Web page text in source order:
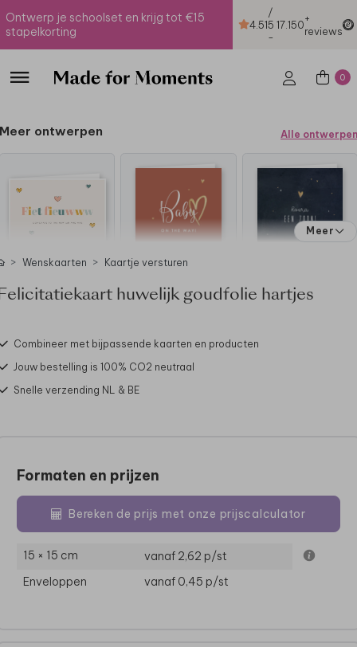
Ontwerp je schoolset en krijg tot €15
stapelkorting
4.51
/
5
-
17.150+
reviews
0
Meer ontwerpen Alle ontwerpen
Meer
Wenskaarten Kaartje versturen
huwelijk goudfolie hartjes
Combineer met bijpassende kaarten en producten
Jouw bestelling is 100% CO2 neutraal
Snelle verzending NL & BE
Formaten en prijzen
Bereken de prijs met onze prijscalculator
15 × 15 cm vanaf 2,62 p/st
Enveloppen
vanaf 0,45 p/st